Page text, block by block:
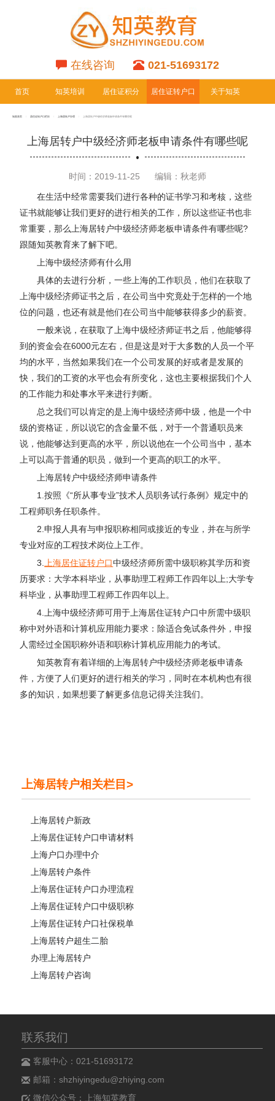
在线咨询 021-51693172
首页 知英培训 居住证积分
专栏
居住证转户口 关于知英
知英首页 居住证转户口栏目 上海居转户办理 上海居转户中级经济师老板申请条件有哪些呢
上海居转户中级经济师老板申请条件有哪些呢
时间：2019-11-25 编辑：秋老师
在生活中经常需要我们进行各种的证书学习和考核，这些
证书就能够让我们更好的进行相关的工作，所以这些证书也非
常重要，那么上海居转户中级经济师老板申请条件有哪些呢?
跟随知英教育来了解下吧。
上海中级经济师有什么用
具体的去进行分析，一些上海的工作职员，他们在获取了
上海中级经济师证书之后，在公司当中究竟处于怎样的一个地
位的问题，也还有就是他们在公司当中能够获得多少的薪资。
一般来说，在获取了上海中级经济师证书之后，他能够得
到的资金会在6000元左右，但是这是对于大多数的人员一个平
均的水平，当然如果我们在一个公司发展的好或者是发展的
快，我们的工资的水平也会有所变化，这也主要根据我们个人
的工作能力和处事水平来进行判断。
总之我们可以肯定的是上海中级经济师中级，他是一个中
级的资格证，所以说它的含金量不低，对于一个普通职员来
说，他能够达到更高的水平，所以说他在一个公司当中，基本
上可以高于普通的职员，做到一个更高的职工的水平。
上海居转户中级经济师申请条件
1.按照《“所从事专业”技术人员职务试行条例》规定中的
工程师职务任职条件。
2.申报人具有与申报职称相同或接近的专业，并在与所学
专业对应的工程技术岗位上工作。
3.
上海居住证转户口中级经济师所需中级职称其学历和资
历要求：大学本科毕业，从事助理工程师工作四年以上;大学专
科毕业，从事助理工程师工作四年以上。
4.上海中级经济师可用于上海居住证转户口中所需中级职
称中对外语和计算机应用能力要求：除适合免试条件外，申报
人需经过全国职称外语和职称计算机应用能力的考试。
知英教育有着详细的上海居转户中级经济师老板申请条
件，方便了人们更好的进行相关的学习，同时在本机构也有很
多的知识，如果想要了解更多信息记得关注我们。
上海居转户相关栏目>
上海居转户新政
上海居住证转户口申请材料
上海户口办理中介
上海居转户条件
上海居住证转户口办理流程
上海居住证转户口中级职称
上海居住证转户口社保税单
上海居转户超生二胎
办理上海居转户
上海居转户咨询
联系我们
客服中心：021-51693172
邮箱：shzhiyingedu@zhiying.com
微信公众号：上海知英教育